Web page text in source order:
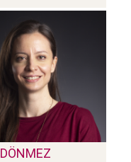
DÖNMEZ